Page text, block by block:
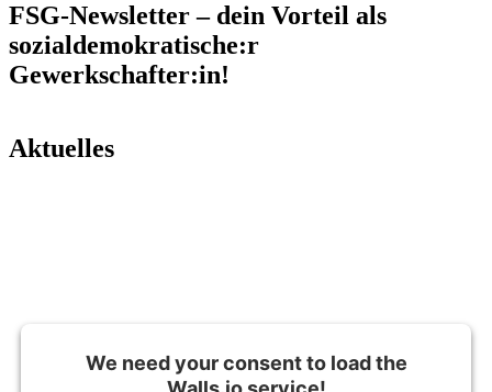
FSG-Newsletter – dein Vorteil als
sozialdemokratische:r
Gewerkschafter:in!
Aktuelles
We need your consent to load the